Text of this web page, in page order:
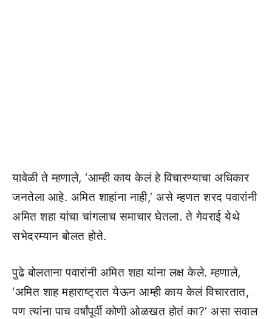
यावेळी ते म्हणाले, ‘आम्ही काय केलं हे विचारण्याचा अधिकार
जनतेला आहे. अमित शाहांना नाही,’ असे म्हणत शरद पवारांनी
अमित शहा यांचा चांगलाच समाचार घेतला. ते गेवराई येथे
सभेदरम्यान बोलत होते.
पुढे बोलताना पवारांनी अमित शहा यांना लक्ष केले. म्हणाले,
‘अमित शाह महाराष्ट्रात येऊन आम्ही काय केलं विचारतात,
पण त्यांना पाच वर्षांपूर्वी कोणी ओळखत होतं का?’ असा सवाल